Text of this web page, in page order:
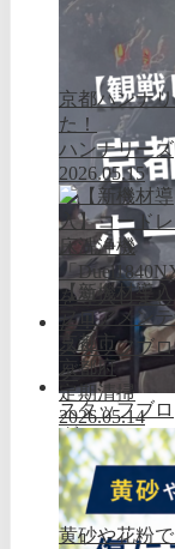
スタッフブロ
グ
京都ハンナ
た！
ハンナリーズ
2026.05.15
スタッフブロ
グ
【新機材導
フロアメン
京都市
京都府
定期清掃
2026.05.14
黄砂や花粉